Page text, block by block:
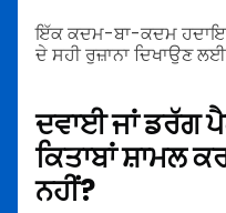
ਇੱਕ ਕਦਮ-ਬਾ-ਕਦਮ
ਦੇ ਸਹੀ ਰੁਜ਼ਾਨਾ ਦਿਖਾਉਣ
ਦਵਾਈ ਜਾਂ ਡਰੱਗ
ਕਿਤਾਬਾਂ ਸ਼ਾਮਲ
ਨਹੀਂ?